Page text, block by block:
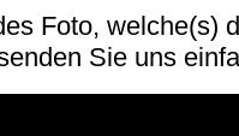
Foto, welche(s)
Sie uns